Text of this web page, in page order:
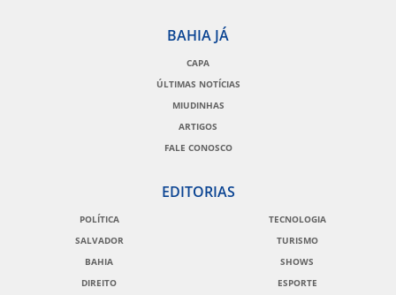
BAHIA JÁ
CAPA
ÚLTIMAS NOTÍCIAS
MIUDINHAS
ARTIGOS
FALE CONOSCO
EDITORIAS
POLÍTICA
SALVADOR
BAHIA
DIREITO
TECNOLOGIA
TURISMO
SHOWS
ESPORTE